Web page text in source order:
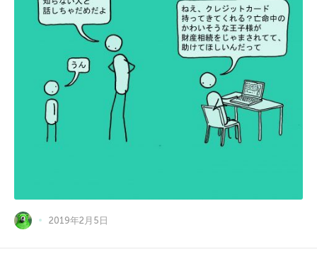
2019年2月5日